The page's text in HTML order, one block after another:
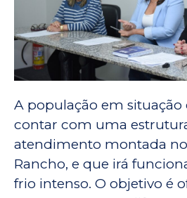
A população em situação
contar com uma
atendimento montada
Rancho, e que irá
frio intenso. O objetivo é